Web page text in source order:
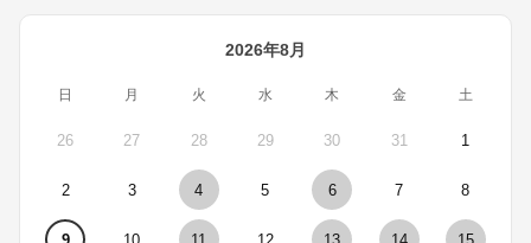
2026年8月
日 月 火 水 木 金 土
26 27 28 29 30 31 1
2 3 4 5 6 7 8